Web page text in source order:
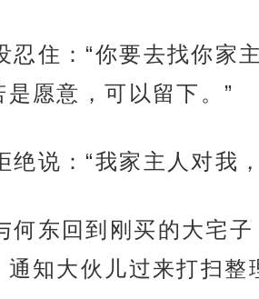
忍住：“你要去找你家
是愿意，可以留下。”
绝说：“我家主人对我
何东回到刚买的大宅
通知大伙儿过来打扫整